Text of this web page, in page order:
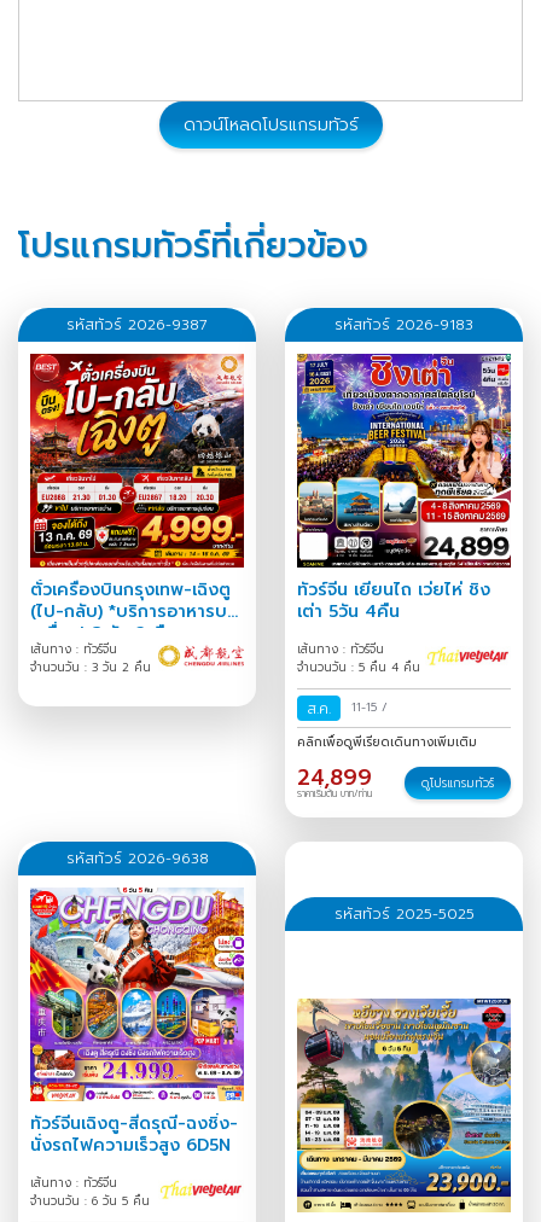
ดาวน์โหลดโปรแกรมทัวร์
โปรแกรมทัวร์ที่เกี่ยวข้อง
รหัสทัวร์ 2026-9387
ตั๋วเครื่องบินกรุงเทพ-เฉิงตู
(ไป-กลับ) *บริการอาหารบน
เครื่อง* 3 วัน 2 คืน
เส้นทาง : ทัวร์จีน
จำนวนวัน : 3 วัน 2 คืน
รหัสทัวร์ 2026-9183
ทัวร์จีน เยียนไถ เว่ยไห่ ชิง
เต่า 5วัน 4คืน
เส้นทาง : ทัวร์จีน
จำนวนวัน : 5 คืน 4 คืน
ส.ค. 11-15 /
คลิกเพื่อดูพีเรียดเดินทางเพิ่มเติม
24,899
ราคาเริ่มต้น บาท/ท่าน
ดูโปรแกรมทัวร์
รหัสทัวร์ 2026-9638
ทัวร์จีนเฉิงตู-สี่ดรุณี-ฉงชิ่ง-
นั่งรถไฟความเร็วสูง 6D5N
เส้นทาง : ทัวร์จีน
จำนวนวัน : 6 วัน 5 คืน
รหัสทัวร์ 2025-5025